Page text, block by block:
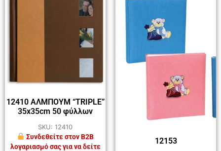
12410 ΑΛΜΠΟΥΜ “TRIPLE”
35x35cm 50 φύλλων
SKU: 12410
Συνδεθείτε στον B2B
λογαριασμό σας για να δείτε
12153